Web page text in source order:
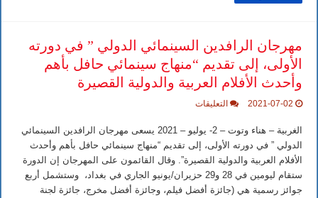
مهرجان الرافدين السينمائي الدولي ” في دورته
الأولى، إلى تقديم “منهاج سينمائي حافل بأهم
وأحدث الأفلام العربية والدولية القصيرة
2021-07-02 التعليقات
السينمائي
الدولي
”
في
دورته
الأولى،
إلى
الغربية – هناء وتوت – 2- يوليو – 2021 يسعى مهرجان الرافدين السينمائي
الدولي ” في دورته الأولى، إلى تقديم “منهاج سينمائي حافل بأهم وأحدث
الأفلام العربية والدولية القصيرة”. وقال القائمون على المهرجان إن الدورة
ستقام ليومين في 28 و29 حزيران/يونيو الجاري في بغداد، وستشمل أربع
جوائز رسمية هي (جائزة أفضل فيلم، وجائزة أفضل مخرج، جائزة لجنة